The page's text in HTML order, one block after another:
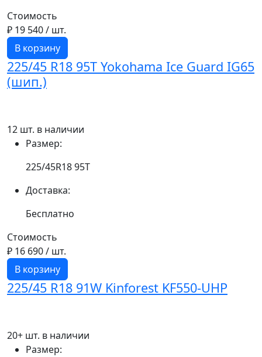
Стоимость
₽ 19 540/ шт.
В корзину
225/45 R18 95T Yokohama Ice Guard IG65
(шип.)
12 шт. в наличии
Размер:
225/45R18 95T
Доставка:
Бесплатно
Стоимость
₽ 16 690/ шт.
В корзину
225/45 R18 91W Kinforest KF550-UHP
20+ шт. в наличии
Размер: